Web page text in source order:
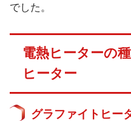
でした。
電熱ヒーターの
ヒーター
グラファイトヒー